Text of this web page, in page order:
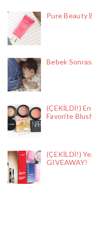
Pure Beauty
Bebek
(ÇEKİLDİ!)
Favorite
(ÇEKİLDİ!)
GIVEAWAY!